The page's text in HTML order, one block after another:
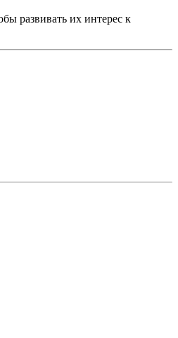
развивать их интерес к